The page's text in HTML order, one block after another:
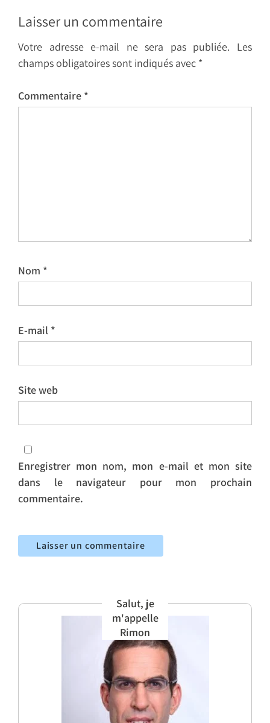
Laisser un commentaire
Votre adresse e-mail ne sera pas publiée.
Les
champs obligatoires sont indiqués avec *
Commentaire *
Nom *
E-mail *
Site web
Enregistrer mon nom, mon e-mail et mon site
dans le navigateur pour mon prochain
commentaire.
Salut, je
m'appelle
Rimon